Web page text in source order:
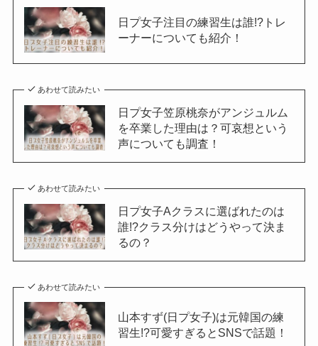
日プ女子注目の練習生は誰!?トレ
ーナーについても紹介！
あわせて読みたい
日プ女子笠原桃奈がアンジュルム
を卒業した理由は？可哀想という
声についても調査！
あわせて読みたい
日プ女子Aクラスに選ばれたのは
誰!?クラス分けはどうやって決ま
るの？
あわせて読みたい
山本すず(日プ女子)は元韓国の練
習生!?可愛すぎるとSNSで話題！